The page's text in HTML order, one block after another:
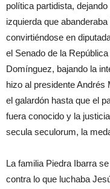
política partidista,
izquierda que
convirtiéndose en
el Senado de la
Domínguez, bajando la
hizo al presidente Andrés
el galardón hasta que el
fuera conocido y la
secula seculorum, la
La familia Piedra Ibarra
contra lo que luchaba